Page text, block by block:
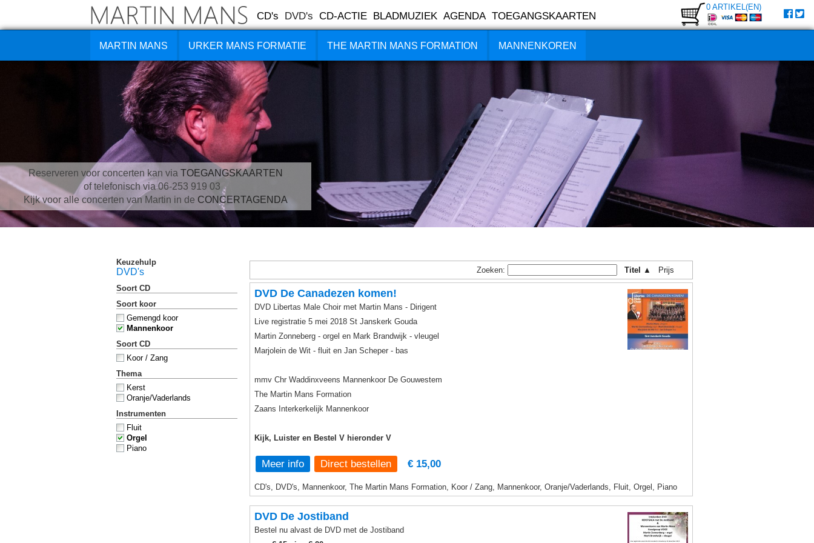
CD's DVD's CD-ACTIE BLADMUZIEK AGENDA TOEGANGSKAARTEN
0 ARTIKEL(EN)
MARTIN MANS URKER MANS FORMATIE THE MARTIN MANS FORMATION MANNENKOREN
Reserveren voor concerten kan via TOEGANGSKAARTEN
of telefonisch via 06-253 919 03
Kijk voor alle concerten van Martin in de CONCERTAGENDA
Keuzehulp
DVD's
Soort CD
Soort koor
Gemengd koor
Mannenkoor
Soort CD
Koor / Zang
Thema
Kerst
Oranje/Vaderlands
Instrumenten
Fluit
Orgel
Piano
Zoeken: Titel ▲ Prijs
DVD De Canadezen komen!
DVD Libertas Male Choir met Martin Mans - Dirigent
Live registratie 5 mei 2018 St Janskerk Gouda
Martin Zonneberg - orgel en Mark Brandwijk - vleugel
Marjolein de Wit - fluit en Jan Scheper - bas
mmv Chr Waddinxveens Mannenkoor De Gouwestem
The Martin Mans Formation
Zaans Interkerkelijk Mannenkoor
Kijk, Luister en Bestel V hieronder V
Meer info € 15,00
CD's, DVD's, Mannenkoor, The Martin Mans Formation, Koor / Zang, Mannenkoor, Oranje/Vaderlands, Fluit, Orgel, Piano
DVD De Jostiband
Bestel nu alvast de DVD met de Jostiband